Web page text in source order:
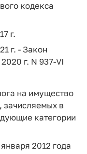
кодекса
г.
г. - Закон
г. N 937-VI
на имущество
зачисляемых в
категории
2012 года